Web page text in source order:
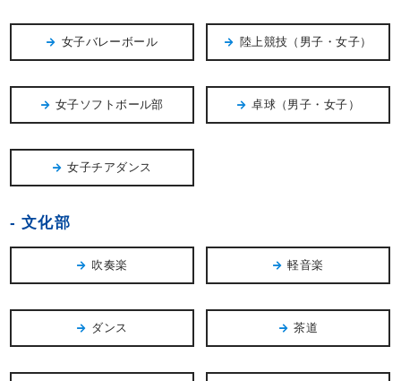
女子バレーボール 陸上競技（男子・女子）
女子ソフトボール部 卓球（男子・女子）
女子チアダンス
文化部
吹奏楽 軽音楽
ダンス 茶道